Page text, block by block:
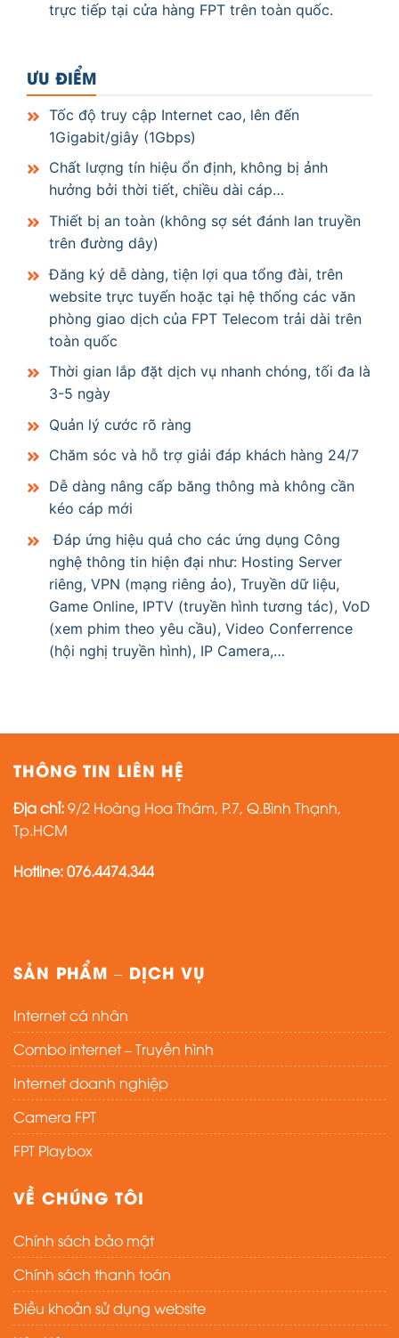
trực tiếp tại cửa hàng FPT trên toàn quốc.
ƯU ĐIỂM
Tốc độ truy cập Internet cao, lên đến
1Gigabit/giây (1Gbps)
Chất lượng tín hiệu ổn định, không bị ảnh
hưởng bởi thời tiết, chiều dài cáp…
Thiết bị an toàn (không sợ sét đánh lan truyền
trên đường dây)
Đăng ký dễ dàng, tiện lợi qua tổng đài, trên
website trực tuyến hoặc tại hệ thống các văn
phòng giao dịch của FPT Telecom trải dài trên
toàn quốc
Thời gian lắp đặt dịch vụ nhanh chóng, tối đa là
3-5 ngày
Quản lý cước rõ ràng
Chăm sóc và hỗ trợ giải đáp khách hàng 24/7
Dễ dàng nâng cấp băng thông mà không cần
kéo cáp mới
Đáp ứng hiệu quả cho các ứng dụng Công
nghệ thông tin hiện đại như: Hosting Server
riêng, VPN (mạng riêng ảo), Truyền dữ liệu,
Game Online, IPTV (truyền hình tương tác), VoD
(xem phim theo yêu cầu), Video Conferrence
(hội nghị truyền hình), IP Camera,…
THÔNG TIN LIÊN HỆ
Địa chỉ:9/2 Hoàng Hoa Thám, P.7, Q.Bình Thạnh,
Tp.HCM
Hotline: 076.4474.344
SẢN PHẨM – DỊCH VỤ
Internet cá nhân
Combo internet – Truyền hình
Internet doanh nghiệp
Camera FPT
FPT Playbox
VỀ CHÚNG TÔI
Chính sách bảo mật
Chính sách thanh toán
Điều khoản sử dụng website